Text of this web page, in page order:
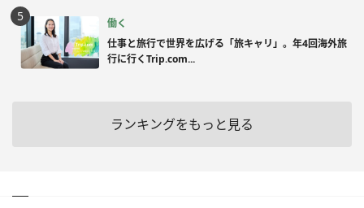
働く
仕事と旅行で世界を広げる「旅キャリ」。年4回海外旅
行に行くTrip.com...
ランキングをもっと見る